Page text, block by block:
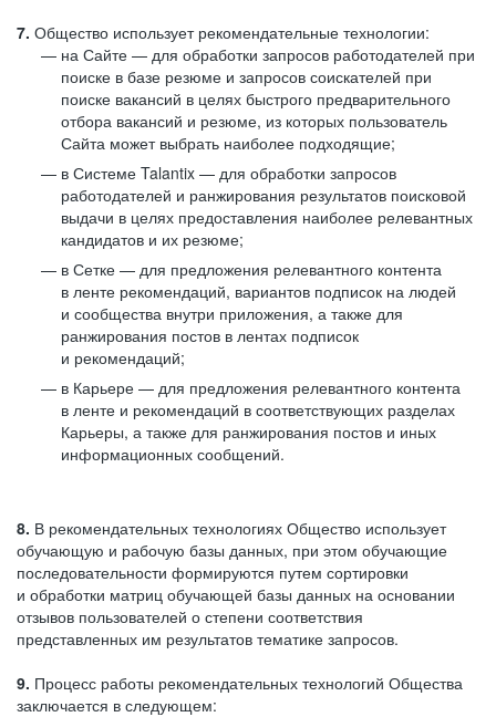
7. Общество использует рекомендательные технологии:
на Сайте — для обработки запросов работодателей при
поиске в базе резюме и запросов соискателей при
поиске вакансий в целях быстрого предварительного
отбора вакансий и резюме, из которых пользователь
Сайта может выбрать наиболее подходящие;
в Системе Talantix — для обработки запросов
работодателей и ранжирования результатов поисковой
выдачи в целях предоставления наиболее релевантных
кандидатов и их резюме;
в Сетке — для предложения релевантного контента
в ленте рекомендаций, вариантов подписок на людей
и сообщества внутри приложения, а также для
ранжирования постов в лентах подписок
и рекомендаций;
в Карьере — для предложения релевантного контента
в ленте и рекомендаций в соответствующих разделах
Карьеры, а также для ранжирования постов и иных
информационных сообщений.
8. В рекомендательных технологиях Общество использует
обучающую и рабочую базы данных, при этом обучающие
последовательности формируются путем сортировки
и обработки матриц обучающей базы данных на основании
отзывов пользователей о степени соответствия
представленных им результатов тематике запросов.
9. Процесс работы рекомендательных технологий Общества
заключается в следующем: